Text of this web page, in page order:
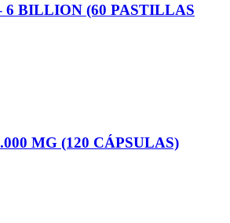
6 BILLION (60 PASTILLAS
MG (120 CÁPSULAS)